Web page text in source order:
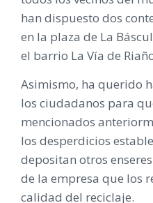
han dispuesto dos
en la plaza de La
el barrio La Vía de
Asimismo, ha querido
los ciudadanos para
mencionados
los desperdicios
depositan otros
de la empresa que los
calidad del reciclaje.